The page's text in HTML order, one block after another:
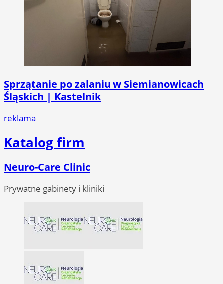
Sprzątanie po zalaniu w Siemianowicach
Śląskich | Kastelnik
reklama
Katalog firm
Neuro-Care Clinic
Prywatne gabinety i kliniki